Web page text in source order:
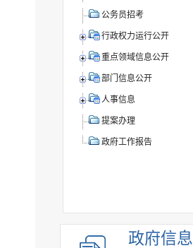
公务员招考
行政权力运行公开
重点领域信息公开
部门信息公开
人事信息
提案办理
政府工作报告
政府信息